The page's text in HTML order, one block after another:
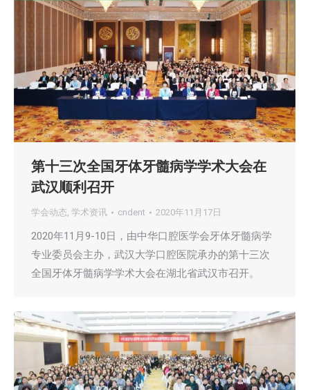
第十三次全国牙体牙髓病学学术大会在
武汉顺利召开
学会动态, 学术资讯 cndent 2020年11月17日
2020年11月9-10日，由中华口腔医学会牙体牙髓病学
专业委员会主办，武汉大学口腔医院承办的第十三次
全国牙体牙髓病学学术大会在湖北省武汉市召开。